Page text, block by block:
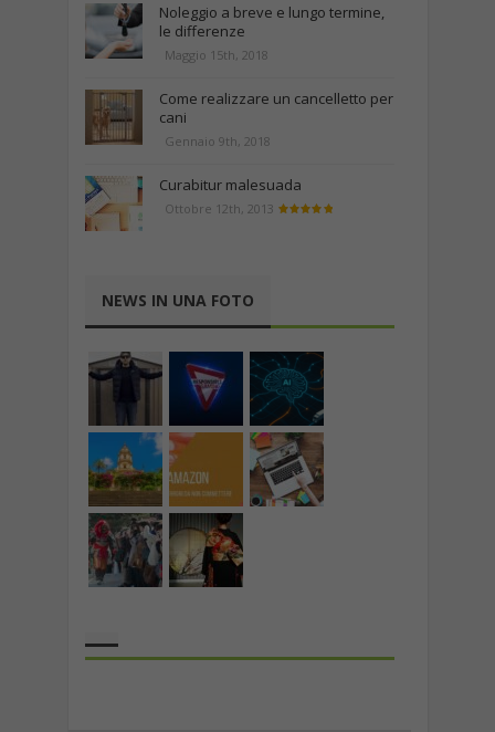
Noleggio a breve e lungo termine,
le differenze
Maggio 15th, 2018
Come realizzare un cancelletto per
cani
Gennaio 9th, 2018
Curabitur malesuada
Ottobre 12th, 2013
NEWS IN UNA FOTO